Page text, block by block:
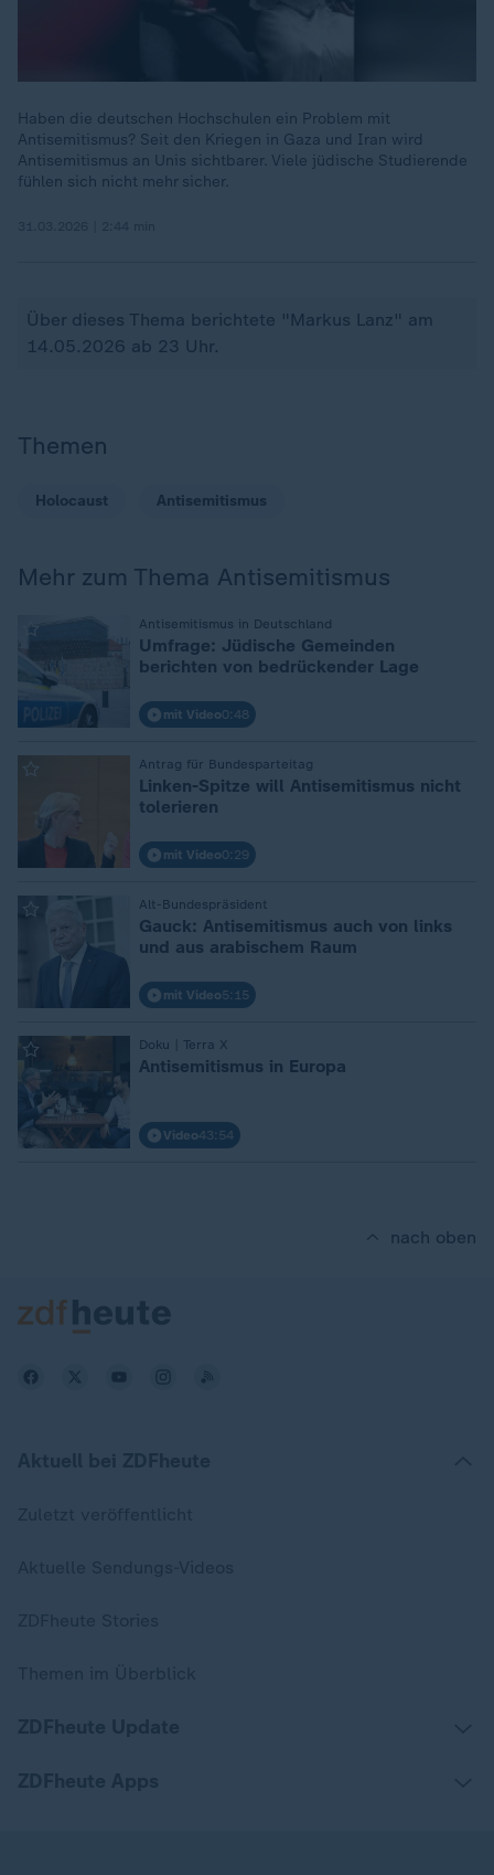
Haben die deutschen Hochschulen ein Problem mit
Antisemitismus? Seit den Kriegen in Gaza und Iran wird
Antisemitismus an Unis sichtbarer. Viele jüdische Studierende
fühlen sich nicht mehr sicher.
Über dieses Thema berichtete "Markus Lanz" am
14.05.2026 ab 23 Uhr.
Themen
Holocaust Antisemitismus
Mehr zum Thema Antisemitismus
Antisemitismus in Deutschland
Umfrage: Jüdische Gemeinden
berichten von bedrückender Lage
mit Video0:48
Antrag für Bundesparteitag
Linken-Spitze will Antisemitismus nicht
tolerieren
mit Video0:29
Alt-Bundespräsident
Gauck: Antisemitismus auch von links
und aus arabischem Raum
mit Video5:15
Doku | Terra X
Antisemitismus in Europa
Video43:54
nach oben